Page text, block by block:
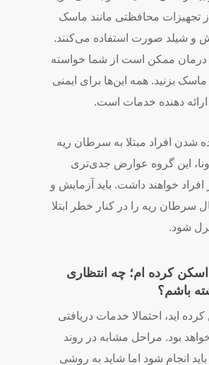
تجهیزات محافظتی مانند ماسک
و شیلد صورت استفاده می‌کنند.
ممکن است از شما خواسته
بزنید. همه این‌ها برای ایمنی
دهنده خدمات است.
شدن افراد مبتلا به سرطان ریه
این گروه عوارض جدی‌تری
خواهند داشت. باید آزمایش و
سرطان ریه را در کنار خطر ابتلا
شود.
کرده ام؛ چه انتظاری
باشم؟
کرده اید، احتمالا خدمات دریافتی
بود. مراحل مشابه در روند
انجام شود اما شاید به روشی